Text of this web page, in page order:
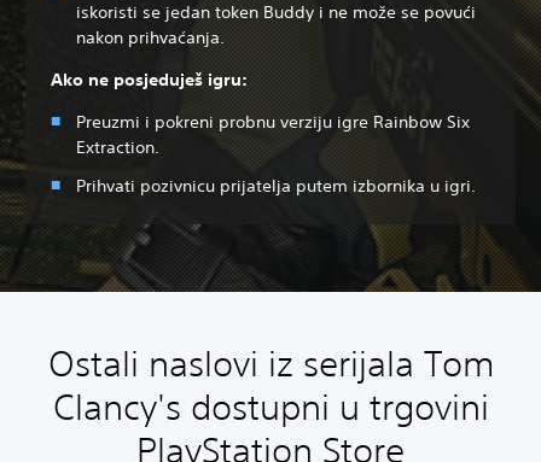
iskoristi se jedan token Buddy i ne može se povući
nakon prihvaćanja.
Ako ne posjeduješ igru:
Preuzmi i pokreni probnu verziju igre Rainbow Six
Extraction.
Prihvati pozivnicu prijatelja putem izbornika u igri.
Ostali naslovi iz serijala Tom
Clancy's dostupni u trgovini
PlayStation Store